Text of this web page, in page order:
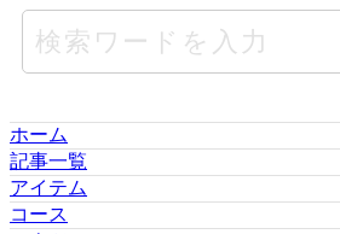
ホーム
記事一覧
アイテム
コース